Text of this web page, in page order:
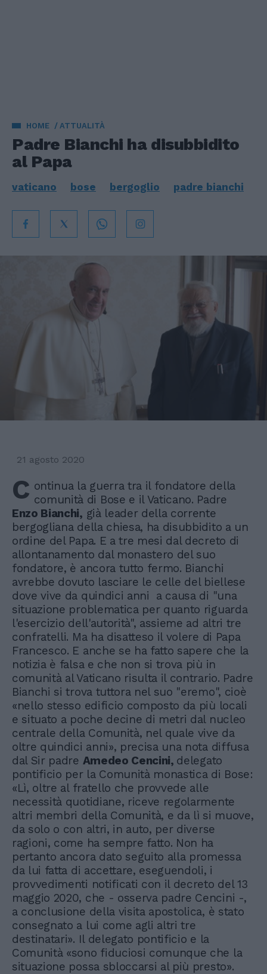
HOME ATTUALITÀ
Padre Bianchi ha disubbidito
al Papa
vaticano bose bergoglio padre bianchi
21 agosto 2020
C ontinua la guerra tra il fondatore della
comunità di Bose e il Vaticano. Padre
Enzo Bianchi, già leader della corrente
bergogliana della chiesa, ha disubbidito a un
ordine del Papa. E a tre mesi dal decreto di
allontanamento dal monastero del suo
fondatore, è ancora tutto fermo. Bianchi
avrebbe dovuto lasciare le celle del biellese
dove vive da quindici anni a causa di "una
situazione problematica per quanto riguarda
l'esercizio dell'autorità", assieme ad altri tre
confratelli. Ma ha disatteso il volere di Papa
Francesco. E anche se ha fatto sapere che la
notizia è falsa e che non si trova più in
comunità al Vaticano risulta il contrario. Padre
Bianchi si trova tuttora nel suo "eremo", cioè
«nello stesso edificio composto da più locali
e situato a poche decine di metri dal nucleo
centrale della Comunità, nel quale vive da
oltre quindici anni», precisa una nota diffusa
dal Sir padre Amedeo Cencini, delegato
pontificio per la Comunità monastica di Bose:
«Lì, oltre al fratello che provvede alle
necessità quotidiane, riceve regolarmente
altri membri della Comunità, e da lì si muove,
da solo o con altri, in auto, per diverse
ragioni, come ha sempre fatto. Non ha
pertanto ancora dato seguito alla promessa
da lui fatta di accettare, eseguendoli, i
provvedimenti notificati con il decreto del 13
maggio 2020, che - osserva padre Cencini -,
a conclusione della visita apostolica, è stato
consegnato a lui come agli altri tre
destinatari». Il delegato pontificio e la
Comunità «sono fiduciosi comunque che la
situazione possa sbloccarsi al più presto».